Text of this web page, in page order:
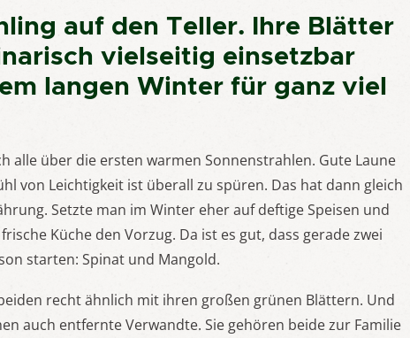
auf den Teller. Ihre Blätter
vielseitig einsetzbar
langen Winter für ganz viel
alle über die ersten warmen Sonnenstrahlen. Gute Laune
von Leichtigkeit ist überall zu spüren. Das hat dann gleich
Setzte man im Winter eher auf deftige Speisen und
Küche den Vorzug. Da ist es gut, dass gerade zwei
starten: Spinat und Mangold.
recht ähnlich mit ihren großen grünen Blättern. Und
auch entfernte Verwandte. Sie gehören beide zur Familie